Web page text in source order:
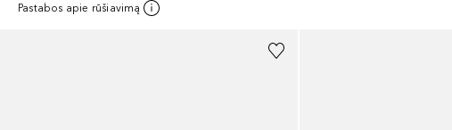
Pastabos apie rūšiavimą